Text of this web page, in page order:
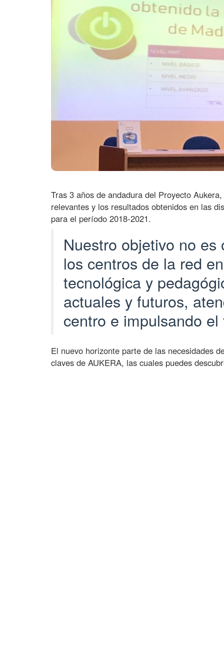
n
r
o
u
n
n
o
n
Tras 3 años de andadura del Proyecto
relevantes y los resultados obtenidos en las
para el período 2018-2021.
Nuestro objetivo no
los centros de la red
tecnológica y
actuales y futuros,
centro e impulsando
El nuevo horizonte parte de las necesidades
claves de AUKERA, las cuales puedes